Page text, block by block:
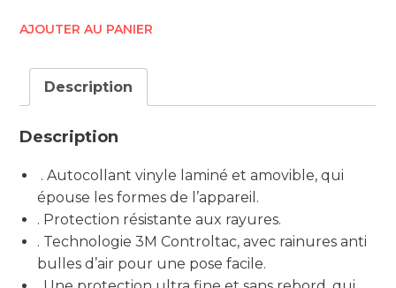
AJOUTER AU PANIER
Description
Description
. Autocollant vinyle laminé et amovible, qui
épouse les formes de l’appareil.
. Protection résistante aux rayures.
. Technologie 3M Controltac, avec rainures anti
bulles d’air pour une pose facile.